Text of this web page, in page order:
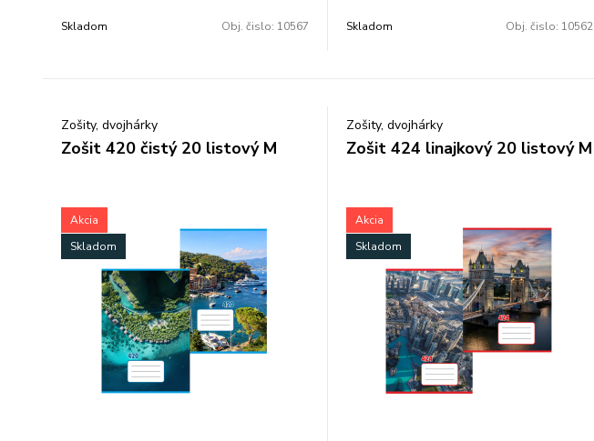
Skladom Obj. čislo: 10567 Skladom Obj. čislo: 10562
Zošity, dvojhárky
Zošit 420 čistý 20 listový M
Akcia
Skladom
Zošity, dvojhárky
Zošit 424 linajkový 20 listový M
Akcia
Skladom